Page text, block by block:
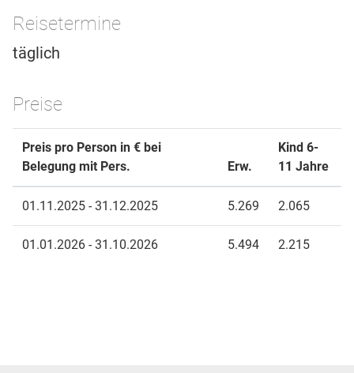
Reisetermine
täglich
Preise
Preis pro Person in € bei
Belegung mit Pers.
Erw.
Kind 6-
11 Jahre
01.11.2025 - 31.12.2025 5.269 2.065
01.01.2026 - 31.10.2026 5.494 2.215